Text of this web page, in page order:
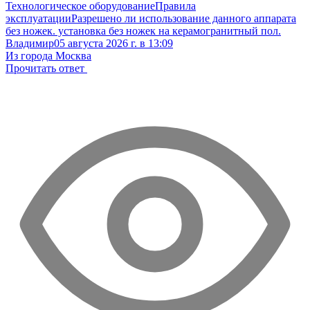
Технологическое оборудованиеПравила
эксплуатацииРазрешено ли использование данного аппарата
без ножек. установка без ножек на керамогранитный пол.
Владимир05 августа 2026 г. в 13:09
Из города Москва
Прочитать ответ